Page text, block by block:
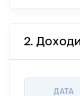
2.
ДАТА